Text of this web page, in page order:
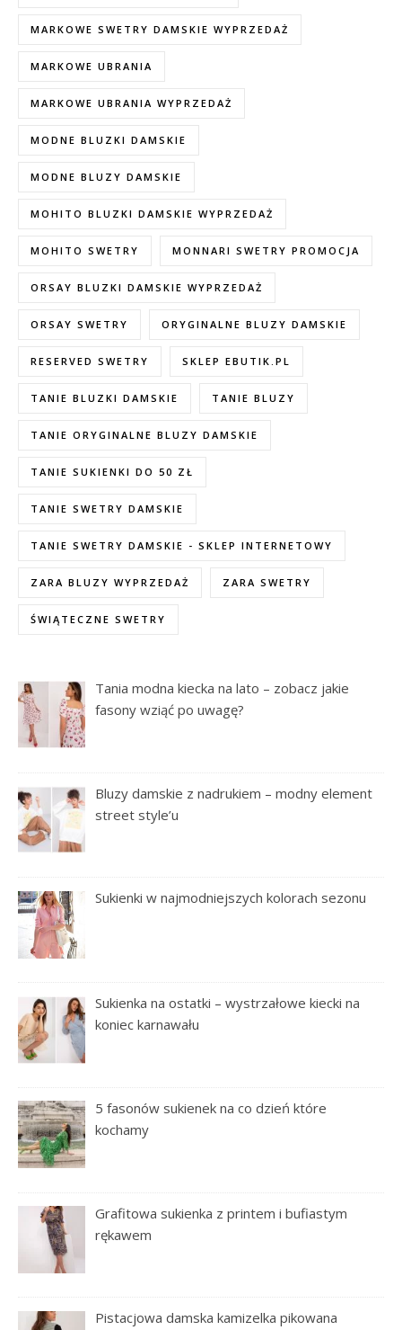
MARKOWE SWETRY DAMSKIE WYPRZEDAŻ
MARKOWE UBRANIA
MARKOWE UBRANIA WYPRZEDAŻ
MODNE BLUZKI DAMSKIE
MODNE BLUZY DAMSKIE
MOHITO BLUZKI DAMSKIE WYPRZEDAŻ
MOHITO SWETRY MONNARI SWETRY PROMOCJA
ORSAY BLUZKI DAMSKIE WYPRZEDAŻ
ORSAY SWETRY ORYGINALNE BLUZY DAMSKIE
RESERVED SWETRY SKLEP EBUTIK.PL
TANIE BLUZKI DAMSKIE TANIE BLUZY
TANIE ORYGINALNE BLUZY DAMSKIE
TANIE SUKIENKI DO 50 ZŁ
TANIE SWETRY DAMSKIE
TANIE SWETRY DAMSKIE - SKLEP INTERNETOWY
ZARA BLUZY WYPRZEDAŻ ZARA SWETRY
ŚWIĄTECZNE SWETRY
Tania modna kiecka na lato – zobacz jakie
fasony wziąć po uwagę?
Bluzy damskie z nadrukiem – modny element
street style’u
Sukienki w najmodniejszych kolorach sezonu
Sukienka na ostatki – wystrzałowe kiecki na
koniec karnawału
5 fasonów sukienek na co dzień które
kochamy
Grafitowa sukienka z printem i bufiastym
rękawem
Pistacjowa damska kamizelka pikowana